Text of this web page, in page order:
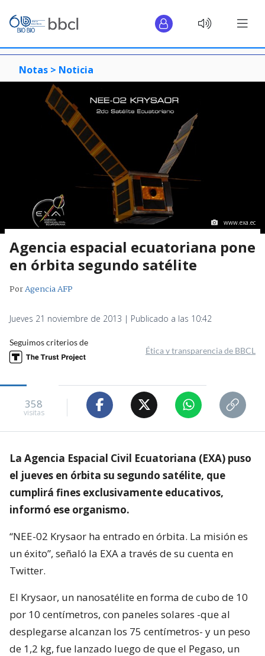
Notas > Noticia
www.exa.ec
Agencia espacial ecuatoriana pone
en órbita segundo satélite
PorAgencia AFP
Jueves 21 noviembre de 2013 | Publicado a las 10:42
Seguimos criterios de
Ética y transparencia de BBCL
358
visitas
La Agencia Espacial Civil Ecuatoriana (EXA) puso
el jueves en órbita su segundo satélite, que
cumplirá fines exclusivamente educativos,
informó ese organismo.
“NEE-02 Krysaor ha entrado en órbita. La misión es
un éxito”, señaló la EXA a través de su cuenta en
Twitter.
El Krysaor, un nanosatélite en forma de cubo de 10
por 10 centímetros, con paneles solares -que al
desplegarse alcanzan los 75 centímetros- y un peso
de 1,2 kg, fue lanzado luego de que el Pegaso, un